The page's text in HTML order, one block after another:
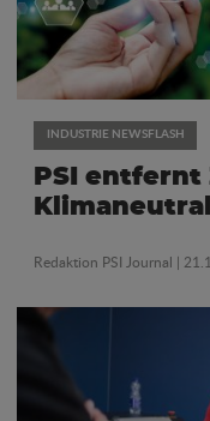
INDUSTRIE NEWSFLASH
PSI
Redaktion PSI Journal |